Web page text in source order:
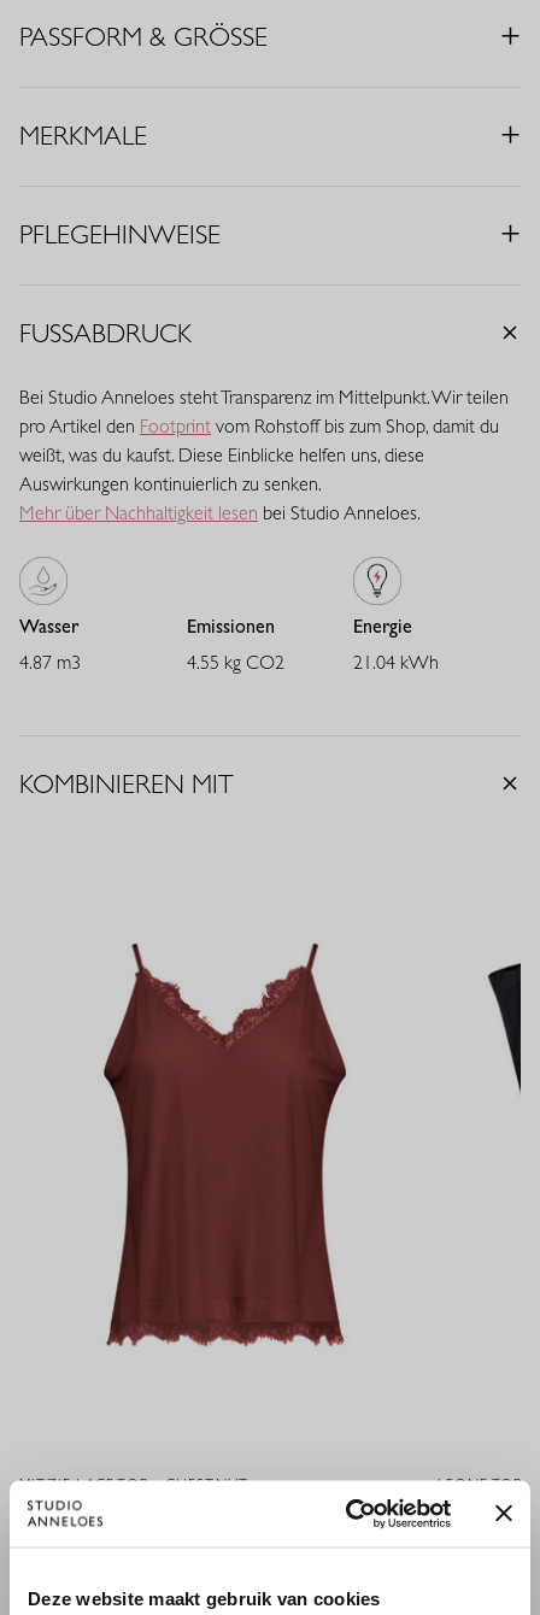
Deze website maakt gebruik van cookies
• Farbe: Schwarz
• Eingrifftaschen
raffinierte mittlere Stoffdicke und bietet eine ausgewogene
Balance zwischen Stabilität und Geschmeidigkeit. Der Stoff trägt
seine Passform. Eine vielseitige Qualität mit eleganter
Ausstrahlung.
PASSFORM & GRÖSSE
MERKMALE
PFLEGEHINWEISE
FUSSABDRUCK
Bei Studio Anneloes steht Transparenz im Mittelpunkt. Wir teilen
pro Artikel den Footprint vom Rohstoff bis zum Shop, damit du
weißt, was du kaufst. Diese Einblicke helfen uns, diese
Auswirkungen kontinuierlich zu senken.
Mehr über Nachhaltigkeit lesen bei Studio Anneloes.
Wasser
4.87 m3
Emissionen
4.55 kg CO2
Energie
21.04 kWh
KOMBINIEREN MIT
MITZIE LACE TOP - CHESTNUT
79,95 €
LEONE TOP -
99,95 €